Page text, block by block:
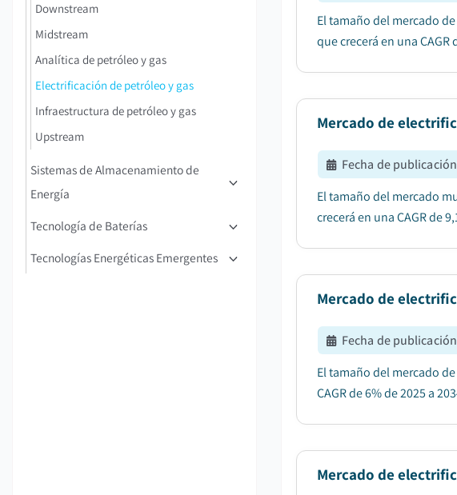
Downstream
Midstream
Analítica de petróleo y gas
Electrificación de petróleo y gas
Infraestructura de petróleo y gas
Upstream
Sistemas de Almacenamiento de
Energía
Tecnología de Baterías
Tecnologías Energéticas Emergentes
El tamaño del mercado
que crecerá en una CAGR
Mercado de
Fecha de publicación
El tamaño del mercado
crecerá en una CAGR de
Mercado de
Fecha de publicación
El tamaño del mercado
CAGR de 6% de 2025 a
Mercado de